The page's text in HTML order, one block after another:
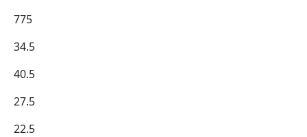
775
34.5
40.5
27.5
22.5